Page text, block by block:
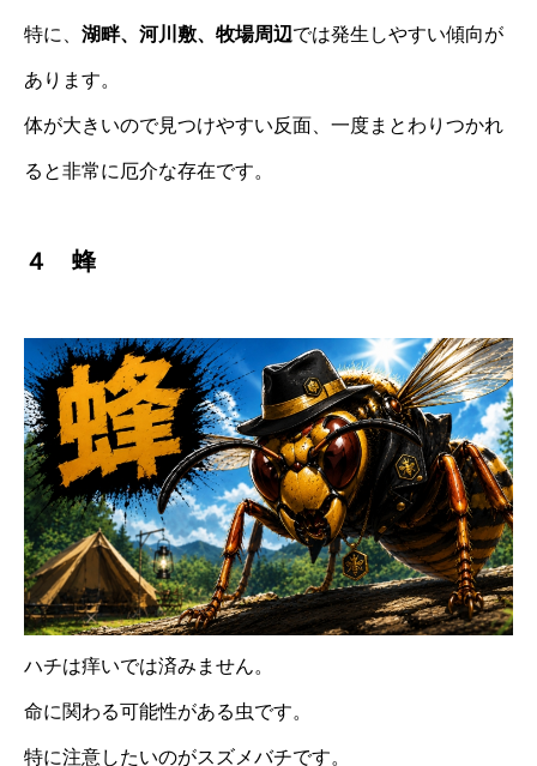
特に、 湖畔、河川敷、牧場周辺では発生しやすい傾向が
あります。
体が大きいので見つけやすい反面、一度まとわりつかれ
ると非常に厄介な存在です。
４ 蜂
ハチは痒いでは済みません。
命に関わる可能性がある虫です。
特に注意したいのがスズメバチです。